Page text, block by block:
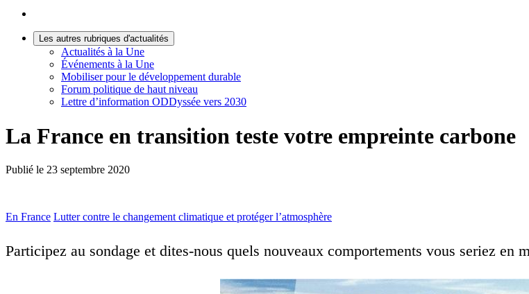
Les autres rubriques d'actualités
Actualités à la Une
Événements à la Une
Mobiliser pour le développement durable
Forum politique de haut niveau
Lettre d’information ODDyssée vers 2030
La France en transition teste votre empreinte carbone
Publié le 23 septembre 2020
En France Lutter contre le changement climatique et protéger l’atmosphère
Participez au sondage et dites-nous quels nouveaux comportements vous seriez en